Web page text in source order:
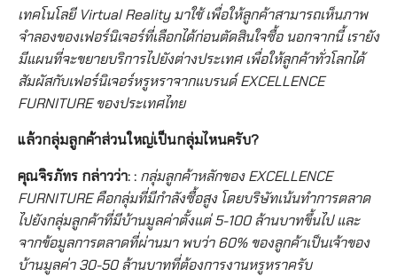
เทคโนโลยี Virtual Reality มาใช้ เพื่อให้ลูกค้าสามารถเห็นภาพ
จำลองของเฟอร์นิเจอร์ที่เลือกได้ก่อนตัดสินใจซื้อ นอกจากนี้ เรายัง
มีแผนที่จะขยายบริการไปยังต่างประเทศ เพื่อให้ลูกค้าทั่วโลกได้
สัมผัสกับเฟอร์นิเจอร์หรูหราจากแบรนด์ EXCELLENCE
FURNITURE ของประเทศไทย
แล้วกลุ่มลูกค้าส่วนใหญ่เป็นกลุ่มไหนครับ?
คุณจิรภัทร กล่าวว่า: : กลุ่มลูกค้าหลักของ EXCELLENCE
FURNITURE คือกลุ่มที่มีกำลังซื้อสูง โดยบริษัทเน้นทำการตลาด
ไปยังกลุ่มลูกค้าที่มีบ้านมูลค่าตั้งแต่ 5-100 ล้านบาทขึ้นไป และ
จากข้อมูลการตลาดที่ผ่านมา พบว่า 60% ของลูกค้าเป็นเจ้าของ
บ้านมูลค่า 30-50 ล้านบาทที่ต้องการงานหรูหราครับ